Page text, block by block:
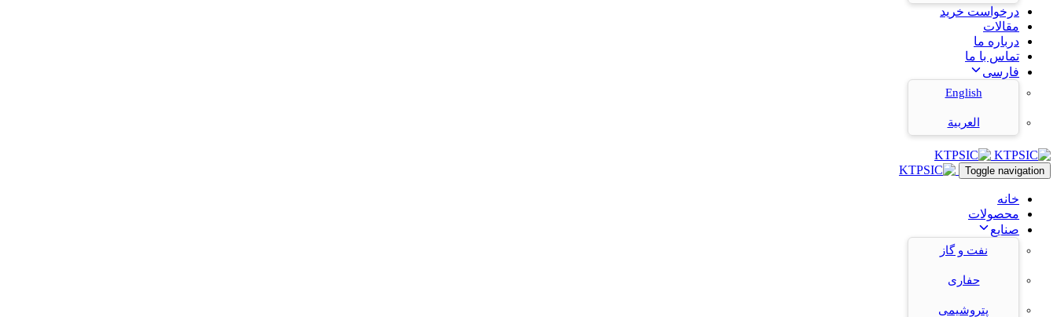
درخواست خرید
مقالات
درباره ما
تماس با ما
فارسی
English
العربية
Toggle navigation
خانه
محصولات
صنایع
نفت و گاز
حفاری
پتروشیمی